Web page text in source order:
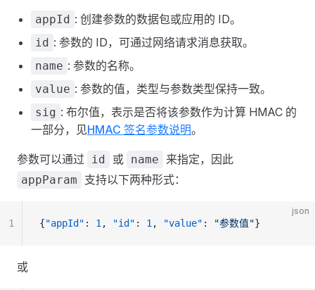
appId : 创建参数的数据包或应用的 ID。
id : 参数的 ID，可通过网络请求消息获取。
name : 参数的名称。
value : 参数的值，类型与参数类型保持一致。
sig : 布尔值，表示是否将该参数作为计算 HMAC 的
一部分，见HMAC 签名参数说明。
参数可以通过 id 或 name 来指定，因此
appParam 支持以下两种形式：
json
{"appId" : 1 , "id" : 1 , "value" : "参数值"}
1
或